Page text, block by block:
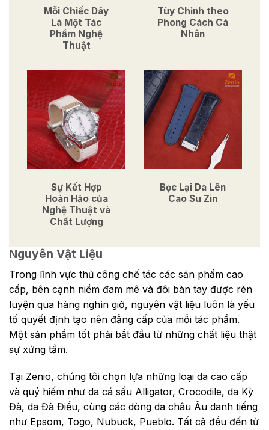
Mỗi Chiếc Dây
Là Một Tác
Phẩm Nghệ
Thuật
Tùy Chỉnh theo
Phong Cách Cá
Nhân
Sự Kết Hợp
Hoàn Hảo của
Nghệ Thuật và
Chất Lượng
Bọc Lại Da Lên
Cao Su Zin
Nguyên Vật Liệu
Trong lĩnh vực thủ công chế tác các sản phẩm cao
cấp, bên cạnh niềm đam mê và đôi bàn tay được rèn
luyện qua hàng nghìn giờ, nguyên vật liệu luôn là yếu
tố quyết định tạo nên đẳng cấp của mỗi tác phẩm.
Một sản phẩm tốt phải bắt đầu từ những chất liệu thật
sự xứng tầm.
Tại Zenio, chúng tôi chọn lựa những loại da cao cấp
và quý hiếm như da cá sấu Alligator, Crocodile, da Kỳ
Đà, da Đà Điểu, cùng các dòng da châu Âu danh tiếng
như Epsom, Togo, Nubuck, Pueblo. Tất cả đều đến từ